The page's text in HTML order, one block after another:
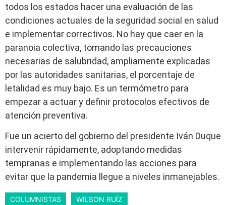
todos los estados hacer una evaluación de las
condiciones actuales de la seguridad social en salud
e implementar correctivos. No hay que caer en la
paranoia colectiva, tomando las precauciones
necesarias de salubridad, ampliamente explicadas
por las autoridades sanitarias, el porcentaje de
letalidad es muy bajo. Es un termómetro para
empezar a actuar y definir protocolos efectivos de
atención preventiva.
Fue un acierto del gobierno del presidente Iván Duque
intervenir rápidamente, adoptando medidas
tempranas e implementando las acciones para
evitar que la pandemia llegue a niveles inmanejables.
COLUMNISTAS WILSON RUÍZ